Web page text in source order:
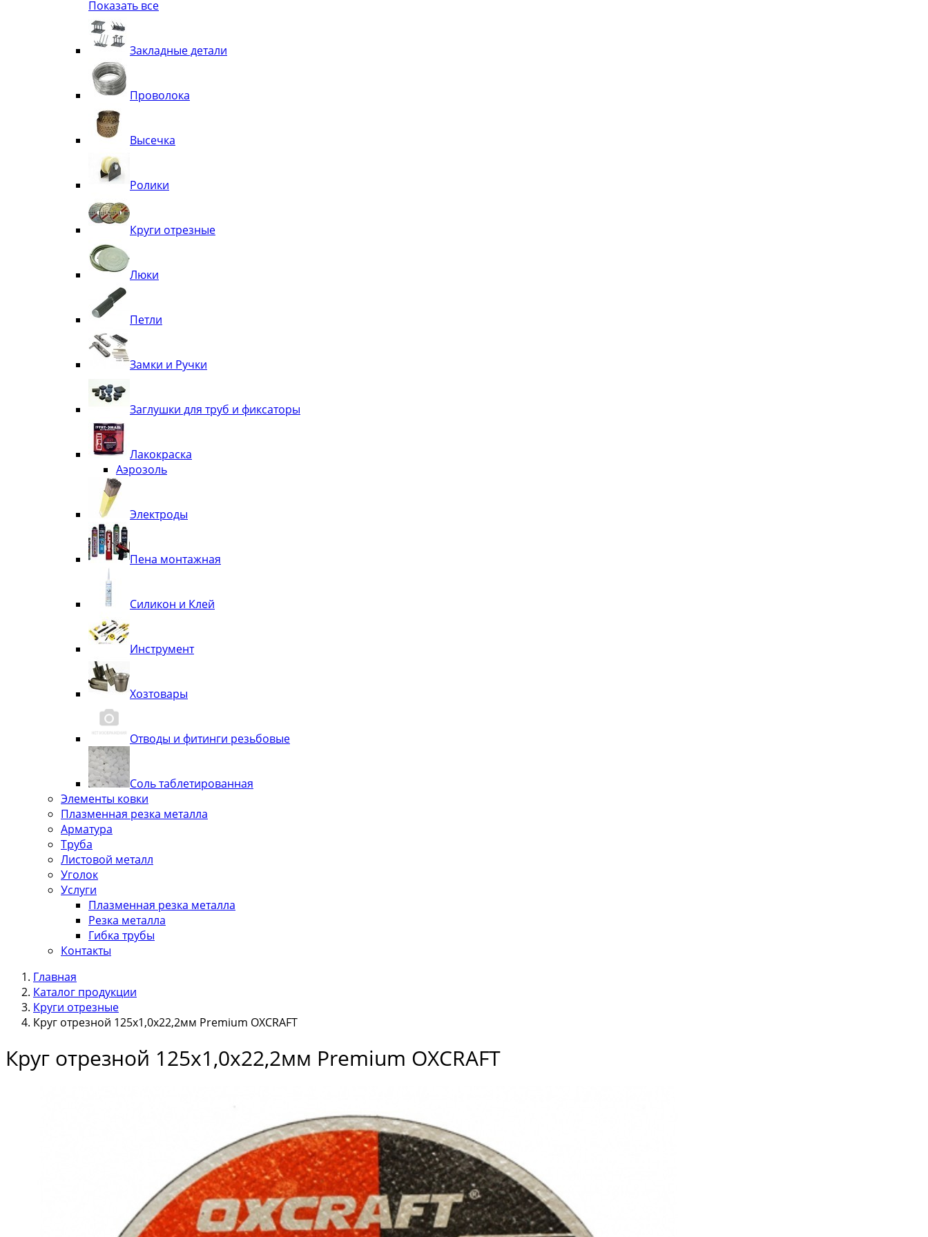
Квадрат
Труба декоративная
Элементы орнамента из квадрата, трубы
Узоры
Лавки
Показать все
Закладные детали
Проволока
Высечка
Ролики
Круги отрезные
Люки
Петли
Замки и Ручки
Заглушки для труб и фиксаторы
Лакокраска
Аэрозоль
Электроды
Пена монтажная
Силикон и Клей
Инструмент
Хозтовары
Отводы и фитинги резьбовые
Соль таблетированная
Элементы ковки
Плазменная резка металла
Арматура
Труба
Листовой металл
Уголок
Услуги
Плазменная резка металла
Резка металла
Гибка трубы
Контакты
Главная
Каталог продукции
Круги отрезные
Круг отрезной 125х1,0х22,2мм Premium OXCRAFT
Круг отрезной 125х1,0х22,2мм Premium OXCRAFT